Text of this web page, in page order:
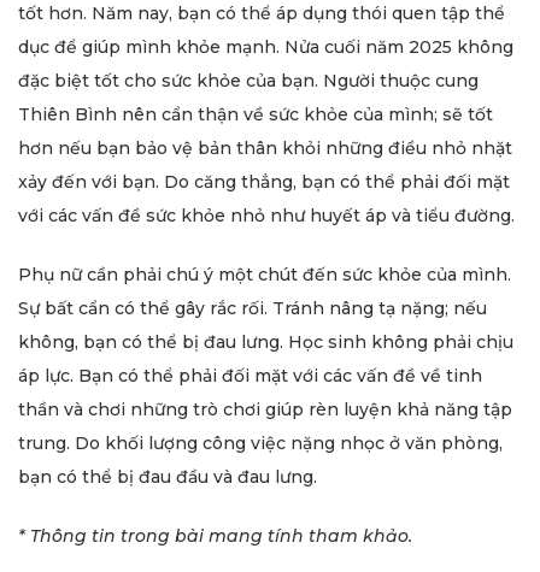
tốt hơn. Năm nay, bạn có thể áp dụng thói quen tập thể
dục để giúp mình khỏe mạnh. Nửa cuối năm 2025 không
đặc biệt tốt cho sức khỏe của bạn. Người thuộc cung
Thiên Bình nên cẩn thận về sức khỏe của mình; sẽ tốt
hơn nếu bạn bảo vệ bản thân khỏi những điều nhỏ nhặt
xảy đến với bạn. Do căng thẳng, bạn có thể phải đối mặt
với các vấn đề sức khỏe nhỏ như huyết áp và tiểu đường.
Phụ nữ cần phải chú ý một chút đến sức khỏe của mình.
Sự bất cẩn có thể gây rắc rối. Tránh nâng tạ nặng; nếu
không, bạn có thể bị đau lưng. Học sinh không phải chịu
áp lực. Bạn có thể phải đối mặt với các vấn đề về tinh
thần và chơi những trò chơi giúp rèn luyện khả năng tập
trung. Do khối lượng công việc nặng nhọc ở văn phòng,
bạn có thể bị đau đầu và đau lưng.
* Thông tin trong bài mang tính tham khảo.